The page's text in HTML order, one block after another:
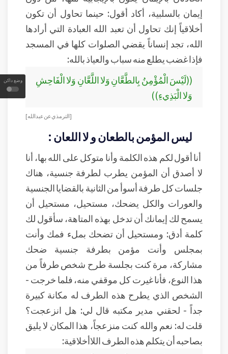
وضع داكن
إيمان بالسلبية، أكاد أقول: حينما تحاول أن تكون
أخلاقياً إنك تحاول أن تعبد الله العبادة التي أرادها
الله، تجد إنساناً يقضي الصلوات كلها في المسجد
فإذا غضب يطلع منه سباب والعياذ بالله:
((لَيْسَ الْمُؤْمِنُ بِالطَّعَّانِ وَلا اللَّعَّانِ وَلا الْفَاحِشِ
وَلا الْبَذِيءِ))
[الترمذي عن عبد الله ]
ليس المؤمن بالطعان و لا اللعان :
أنا أقول لكم هذه الكلمة وأنا متوكل على الله بها، أنا
لا أصدق أن المؤمن يطرب لطرفة جنسية، هناك
جلسات كل طرفة أسوأ من الثانية بالقضايا الجنسية
والعورات والكل يضحك، مستحيل، مستحيل أن
يسمح لك إيمانك أن تدخل بهذه المتاهة، سأقول لك
كلمة أدق: ومستحيل أن تضحك بملء فمك وأنت
بمجلس وأنت مؤمن بطرفة جنسية ضحك
مشاركة، مرة كنت بجلسة طرح شخص طرفاً من
هذا النوع، فأنا غيرت كل موقفي منه، فلما خرجت -
الشخص الذي يطرح هذه الطرف له مكانة كبيرة
جداً - لحقني مدير مكتبه قال لي: هل انزعجت؟
قلت له: نعم والله كنت منزعجاً، هذا المكان لا يليق
بصاحبه أن يتكلم هذه الطرف اللاأخلاقية: